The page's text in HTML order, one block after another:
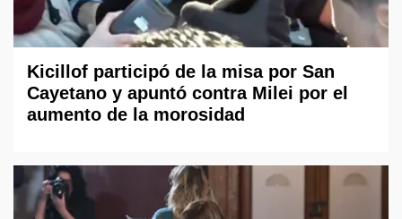
Kicillof participó de la misa por San
Cayetano y apuntó contra Milei por el
aumento de la morosidad